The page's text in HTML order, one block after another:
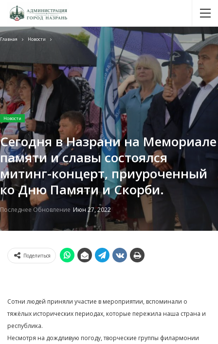
Главная Новости
Новости
Сегодня в Назрани на Мемориале
памяти и славы состоялся
митинг-концерт, приуроченный
ко Дню Памяти и Скорби.
Последнее Обновление Июн 27, 2022
Поделиться
Сотни людей приняли участие в мероприятии, вспоминали о
тяжёлых исторических периодах, которые пережила наша страна и
республика.
Несмотря на дождливую погоду, творческие группы филармонии